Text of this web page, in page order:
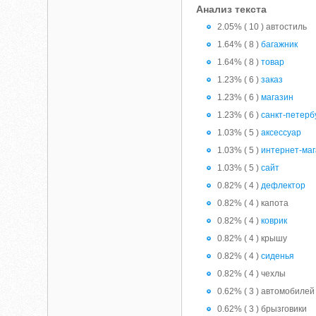
Анализ текста
2.05% ( 10 ) автостиль
1.64% ( 8 )багажник
1.64% ( 8 )товар
1.23% ( 6 )заказ
1.23% ( 6 )магазин
1.23% ( 6 )санкт-
1.03% ( 5 )аксессуар
1.03% ( 5 )интернет-
1.03% ( 5 )сайт
0.82% ( 4 )дефлектор
0.82% ( 4 ) капота
0.82% ( 4 )коврик
0.82% ( 4 ) крышу
0.82% ( 4 )сиденья
0.82% ( 4 ) чехлы
0.62% ( 3 ) автомобилей
0.62% ( 3 ) брызговики